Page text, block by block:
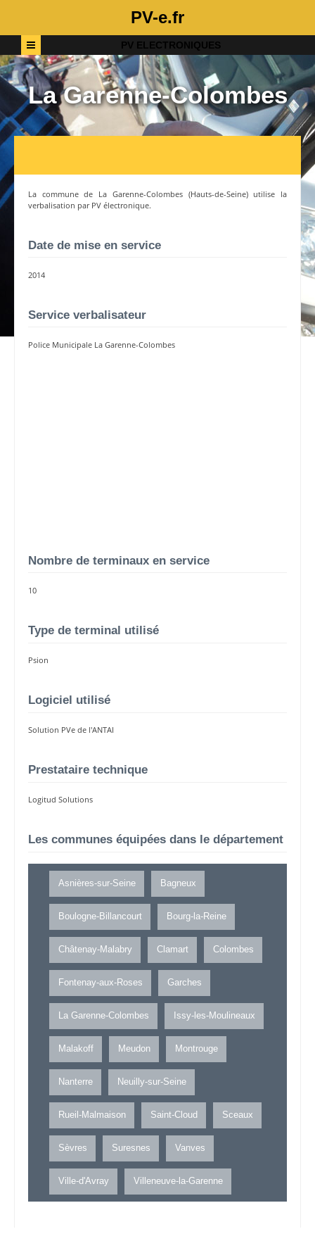
PV-e.fr
PV ELECTRONIQUES
La Garenne-Colombes
La commune de La Garenne-Colombes(Hauts-de-Seine) utilise la
verbalisation par PV électronique.
Date de mise en service
2014
Service verbalisateur
Police Municipale La Garenne-Colombes
Nombre de terminaux en service
10
Type de terminal utilisé
Psion
Logiciel utilisé
Solution PVe de l'ANTAI
Prestataire technique
Logitud Solutions
Les communes équipées dans le département
Asnières-sur-Seine Bagneux
Boulogne-Billancourt Bourg-la-Reine
Châtenay-Malabry Clamart Colombes
Fontenay-aux-Roses Garches
La Garenne-Colombes Issy-les-Moulineaux
Malakoff Meudon Montrouge
Nanterre Neuilly-sur-Seine
Rueil-Malmaison Saint-Cloud Sceaux
Sèvres Suresnes Vanves
Ville-d'Avray Villeneuve-la-Garenne